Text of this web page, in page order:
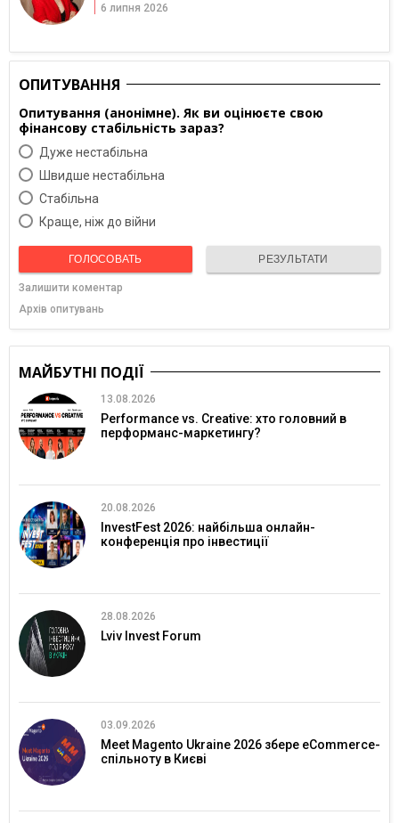
6 липня 2026
ОПИТУВАННЯ
Опитування (анонімне). Як ви оцінюєте свою
фінансову стабільність зараз?
Дуже нестабільна
Швидше нестабільна
Cтабільна
Краще, ніж до війни
ГОЛОСОВАТЬ РЕЗУЛЬТАТИ
Залишити коментар
Архів опитувань
МАЙБУТНІ ПОДІЇ
13.08.2026
Performance vs. Creative: хто головний в
перформанс-маркетингу?
20.08.2026
InvestFest 2026: найбільша онлайн-
конференція про інвестиції
28.08.2026
Lviv Invest Forum
03.09.2026
Meet Magento Ukraine 2026 збере eCommerce-
спільноту в Києві